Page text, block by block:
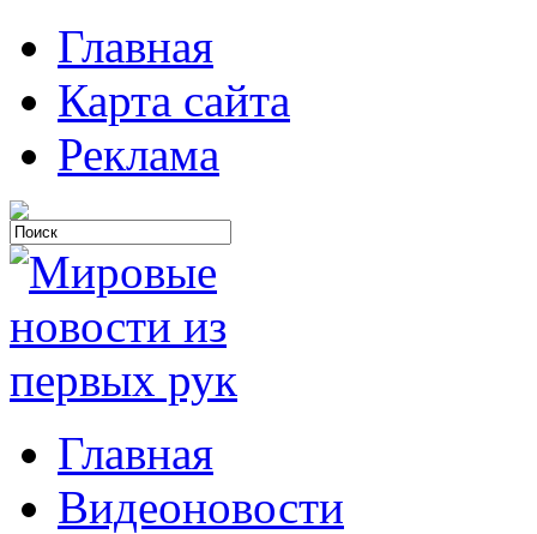
Главная
Карта сайта
Реклама
Главная
Видеоновости